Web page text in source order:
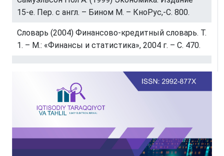
15-е. Пер. с англ. – Бином М. – КноРус,-С. 800.
Словарь (2004) Финансово-кредитный словарь. Т.
1. – М.: «Финансы и статистика», 2004 г. – С. 470.